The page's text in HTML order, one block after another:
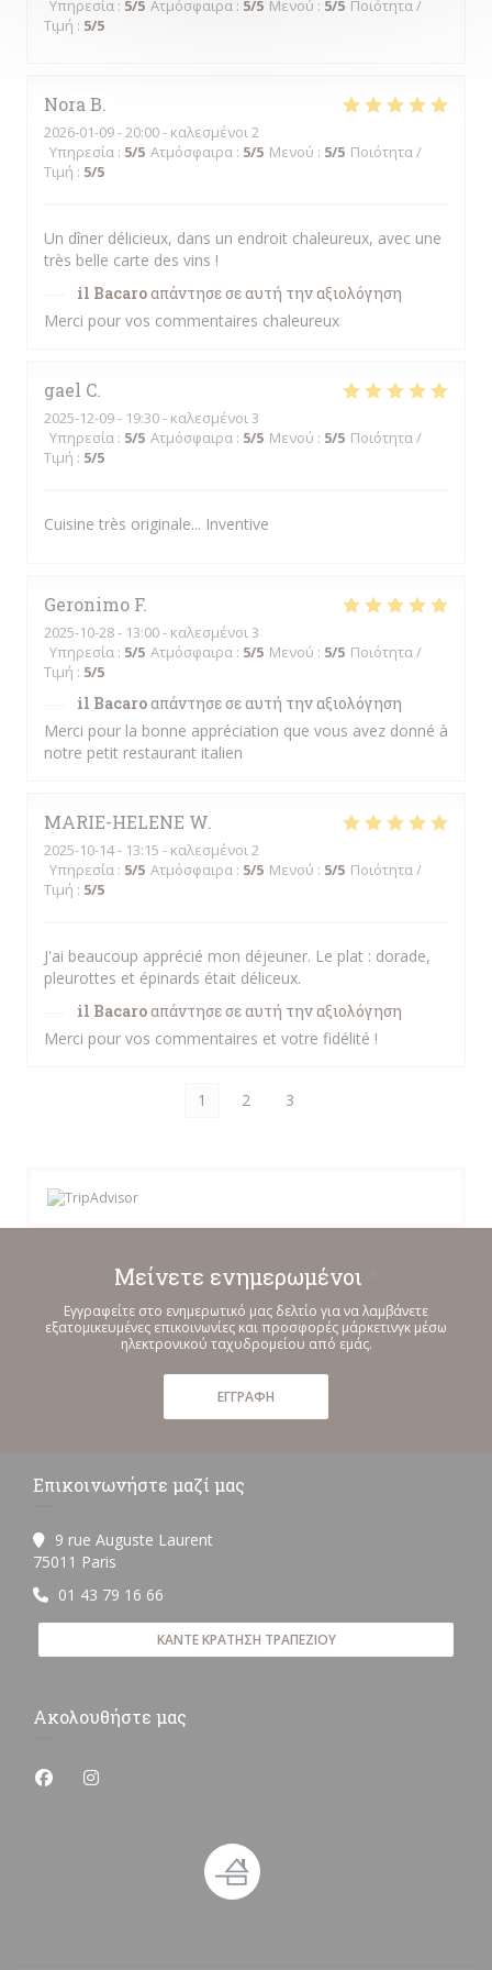
Υπηρεσία : 5/5 Ατμόσφαιρα : 5/5 Μενού : 5/5 Ποιότητα /
Τιμή : 5/5
Nora B
2026-01-09- 20:00 - καλεσμένοι 2
Υπηρεσία : 5/5 Ατμόσφαιρα : 5/5 Μενού : 5/5 Ποιότητα /
Τιμή : 5/5
Un dîner délicieux, dans un endroit chaleureux, avec une
très belle carte des vins !
il Bacaroαπάντησε σε αυτή την αξιολόγηση
Merci pour vos commentaires chaleureux
gael C
2025-12-09- 19:30 - καλεσμένοι 3
Υπηρεσία : 5/5 Ατμόσφαιρα : 5/5 Μενού : 5/5 Ποιότητα /
Τιμή : 5/5
Cuisine très originale... Inventive
Geronimo F
2025-10-28- 13:00 - καλεσμένοι 3
Υπηρεσία : 5/5 Ατμόσφαιρα : 5/5 Μενού : 5/5 Ποιότητα /
Τιμή : 5/5
il Bacaroαπάντησε σε αυτή την αξιολόγηση
Merci pour la bonne appréciation que vous avez donné à
notre petit restaurant italien
MARIE-HELENE W
2025-10-14- 13:15 - καλεσμένοι 2
Υπηρεσία : 5/5 Ατμόσφαιρα : 5/5 Μενού : 5/5 Ποιότητα /
Τιμή : 5/5
J'ai beaucoup apprécié mon déjeuner. Le plat : dorade,
pleurottes et épinards était déliceux.
il Bacaroαπάντησε σε αυτή την αξιολόγηση
Merci pour vos commentaires et votre fidélité !
1 2 3
Μείνετε ενημερωμένοι
Εγγραφείτε στο ενημερωτικό μας δελτίο για να λαμβάνετε
εξατομικευμένες επικοινωνίες και προσφορές μάρκετινγκ μέσω
ηλεκτρονικού ταχυδρομείου από εμάς.
ΕΓΓΡΑΦΉ
Επικοινωνήστε μαζί μας
9 rue Auguste Laurent
75011 Paris
01 43 79 16 66
ΚΆΝΤΕ ΚΡΆΤΗΣΗ ΤΡΑΠΕΖΙΟΎ
Ακολουθήστε μας
Facebook ((ανοίγει σε νέο παράθυρο))
Instagram ((ανοίγει σε νέο παράθυρο))